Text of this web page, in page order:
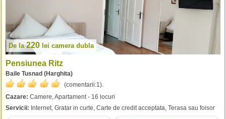
De la220 lei camera dubla
Pensiunea Ritz
Baile Tusnad (Harghita)
(comentarii:1).
Cazare: Camere, Apartament - 16 locuri
Servicii: Internet, Gratar in curte, Carte de credit acceptata, Terasa sau foisor